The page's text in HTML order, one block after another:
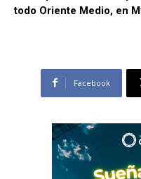
todo Oriente Medio, en
Facebook